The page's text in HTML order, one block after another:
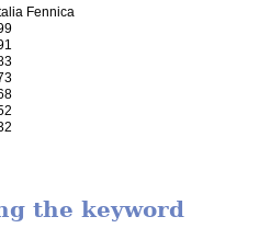
Fennica
the keyword